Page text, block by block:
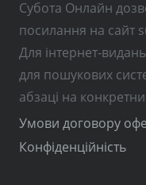
Субота Онлайн
посилання на сайт
Для інтернет-
для пошукових
абзаці на
Умови договору
Конфіденційність